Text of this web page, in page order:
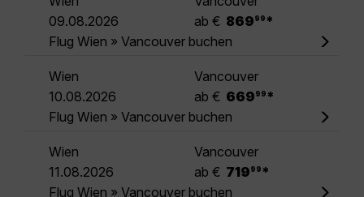
09.08.2026
ab € 869 99 *
Flug Wien » Vancouver buchen
Wien
Vancouver
10.08.2026
ab € 669 99 *
Flug Wien » Vancouver buchen
Wien
Vancouver
11.08.2026
ab € 719 99 *
Flug Wien » Vancouver buchen